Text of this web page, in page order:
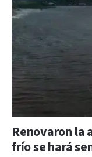
Renovaron la
frío se hará